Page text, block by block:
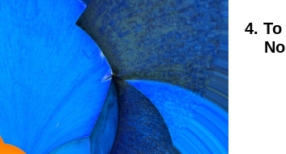
4.
No.